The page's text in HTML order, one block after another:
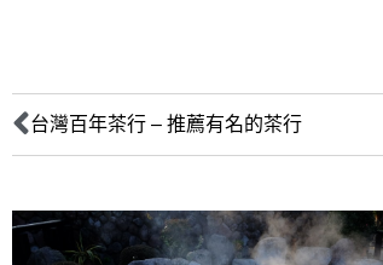
台灣百年茶行 – 推薦有名的茶行